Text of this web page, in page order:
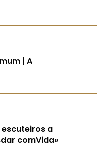
| A
a
comVida»